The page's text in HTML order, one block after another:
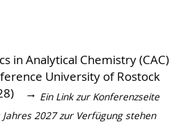
in Analytical Chemistry (CAC)
University of Rostock
→ Ein Link zur Konferenzseite
2027 zur Verfügung stehen